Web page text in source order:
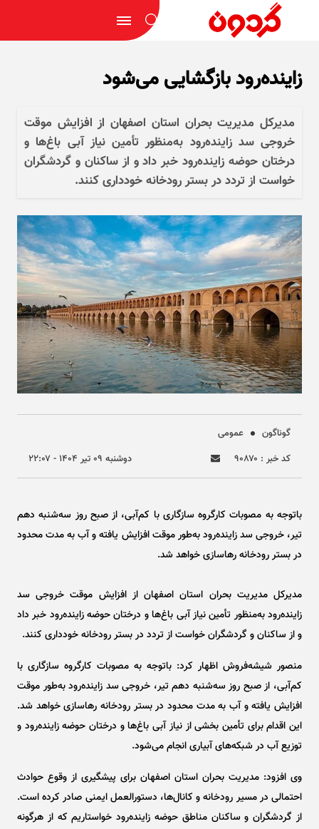
زاینده‌رود بازگشایی می‌شود
مدیرکل مدیریت بحران استان اصفهان از افزایش موقت
خروجی سد زاینده‌رود به‌منظور تأمین نیاز آبی باغ‌ها و
درختان حوضه زاینده‌رود خبر داد و از ساکنان و گردشگران
خواست از تردد در بستر رودخانه خودداری کنند.
گوناگون
عمومی
کد خبر : ۹۰۸۷۰
دوشنبه ۰۹ تير ۱۴۰۴ - ۲۲:۰۷
باتوجه به مصوبات کارگروه سازگاری با کم‌آبی، از صبح روز سه‌شنبه دهم
تیر، خروجی سد زاینده‌رود به‌طور موقت افزایش یافته و آب به مدت محدود
در بستر رودخانه رهاسازی خواهد شد.
مدیرکل مدیریت بحران استان اصفهان از افزایش موقت خروجی سد
زاینده‌رود به‌منظور تأمین نیاز آبی باغ‌ها و درختان حوضه زاینده‌رود خبر داد
و از ساکنان و گردشگران خواست از تردد در بستر رودخانه خودداری کنند.
منصور شیشه‌فروش اظهار کرد: باتوجه به مصوبات کارگروه سازگاری با
کم‌آبی، از صبح روز سه‌شنبه دهم تیر، خروجی سد زاینده‌رود به‌طور موقت
افزایش یافته و آب به مدت محدود در بستر رودخانه رهاسازی خواهد شد.
این اقدام برای تأمین بخشی از نیاز آبی باغ‌ها و درختان حوضه زاینده‌رود و
توزیع آب در شبکه‌های آبیاری انجام می‌شود.
وی افزود: مدیریت بحران استان اصفهان برای پیشگیری از وقوع حوادث
احتمالی در مسیر رودخانه و کانال‌ها، دستورالعمل ایمنی صادر کرده است.
از گردشگران و ساکنان مناطق حوضه زاینده‌رود خواستاریم که از هرگونه